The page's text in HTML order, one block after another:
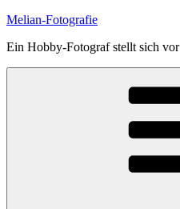
Skip
content
Melian-Fotografie
Ein Hobby-Fotograf stellt sich vor